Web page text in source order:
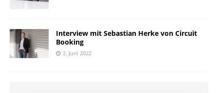
Interview mit Sebastian Herke von Circuit
Booking
2. Juni 2022